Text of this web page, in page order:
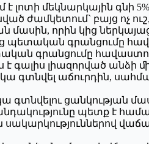
մեկնարկային գնի
ժամկետում` բայց ոչ
մասին, որին կից
պետական գրանցումը
գրանցումը
գալիս լիազորված
աճուրդին,
ցանկության
պետք է